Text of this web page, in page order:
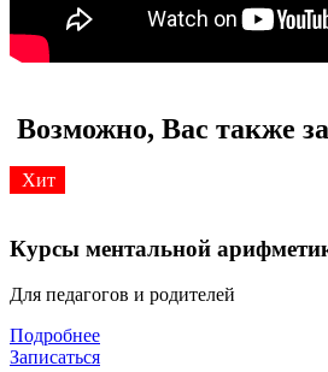
Возможно, Вас также
Хит
Курсы ментальной
Для педагогов и родителей
Подробнее
Записаться